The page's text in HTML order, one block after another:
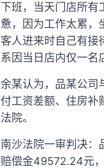
下班，当天门店所有
惫，因为工作太累，
客人进来时自己有接
系因当日店内仅一名
余某认为，品某公司
付工资差额、住房补
法院。
南沙法院一审判决：
赔偿金49572.24元